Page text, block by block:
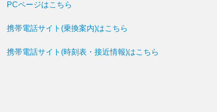
PCページはこちら
携帯電話サイト(乗換案内)はこちら
携帯電話サイト(時刻表・接近情報)はこちら